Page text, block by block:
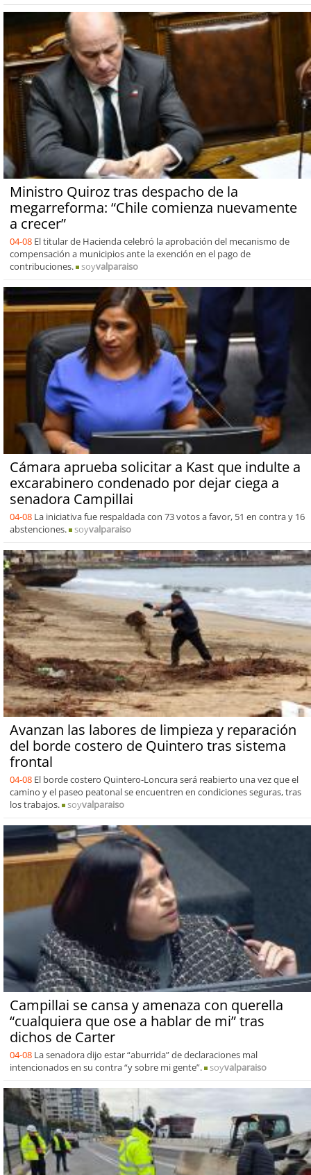
Ministro Quiroz tras despacho de la
megarreforma: “Chile comienza nuevamente
a crecer”
04-08 El titular de Hacienda celebró la aprobación del mecanismo de
compensación a municipios ante la exención en el pago de
contribuciones.
soyvalparaiso
Cámara aprueba solicitar a Kast que indulte a
excarabinero condenado por dejar ciega a
senadora Campillai
04-08 La iniciativa fue respaldada con 73 votos a favor, 51 en contra y 16
abstenciones.
soyvalparaiso
Avanzan las labores de limpieza y reparación
del borde costero de Quintero tras sistema
frontal
04-08 El borde costero Quintero-Loncura será reabierto una vez que el
camino y el paseo peatonal se encuentren en condiciones seguras, tras
los trabajos.
soyvalparaiso
Campillai se cansa y amenaza con querella
“cualquiera que ose a hablar de mi” tras
dichos de Carter
04-08 La senadora dijo estar “aburrida” de declaraciones mal
intencionados en su contra “y sobre mi gente”.
soyvalparaiso